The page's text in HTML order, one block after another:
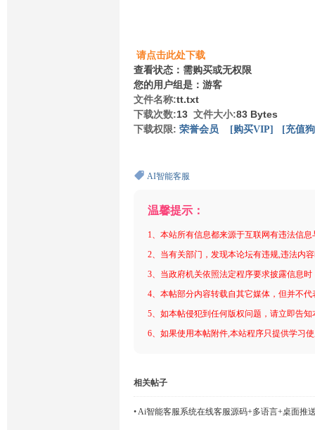
请点击此处下载
查看状态：需购买或无权限
您的用户组是：游客
文件名称:tt.txt
下载次数:13 文件大小:83 Bytes
下载权限: 荣誉会员 [购买VIP] [充值
AI智能客服
温馨提示：
1、本站所有信息都来源于互联网有违法信
2、当有关部门，发现本论坛有违规,违法内
3、当政府机关依照法定程序要求披露信息
4、本帖部分内容转载自其它媒体，但并不
5、如本帖侵犯到任何版权问题，请立即告
6、如果使用本帖附件,本站程序只提供学习
相关帖子
• Ai智能客服系统在线客服源码+多语言+桌面推